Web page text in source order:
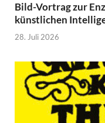
Bild-Vortrag zur
künstlichen
28. Juli 2026